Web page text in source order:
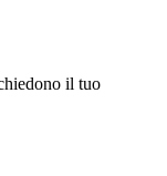
il tuo